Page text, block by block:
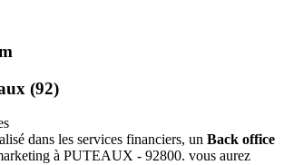
(92)
dans les services financiers, un Back office
à PUTEAUX - 92800. vous aurez